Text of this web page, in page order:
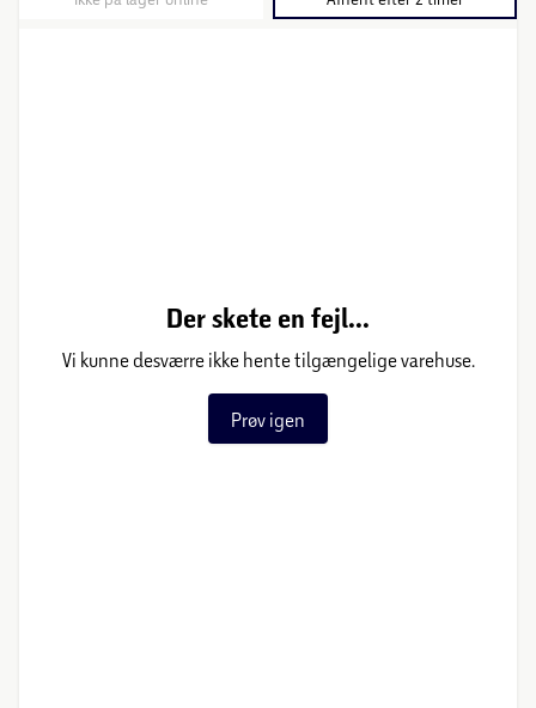
Der skete en fejl...
Vi kunne desværre ikke hente tilgængelige varehuse.
Prøv igen